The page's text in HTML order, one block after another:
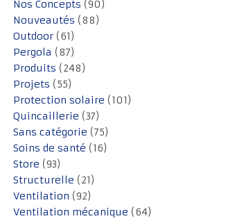
Nos Concepts (90)
Nouveautés (88)
Outdoor (61)
Pergola (87)
Produits (248)
Projets (55)
Protection solaire (101)
Quincaillerie (37)
Sans catégorie (75)
Soins de santé (16)
Store (93)
Structurelle (21)
Ventilation (92)
Ventilation mécanique (64)